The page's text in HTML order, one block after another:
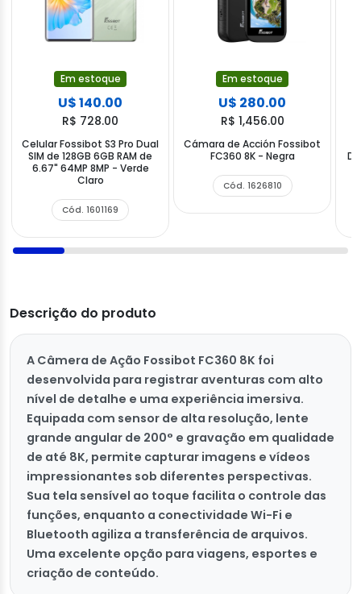
Em estoque
U$ 140.00
R$ 728.00
Celular Fossibot S3 Pro Dual
SIM de 128GB 6GB RAM de
6.67" 64MP 8MP - Verde
Claro
Cód. 1601169
Em estoque
U$ 280.00
R$ 1,456.00
Cámara de Acción Fossibot
FC360 8K - Negra
Cód. 1626810
Descrição do produto
A Câmera de Ação Fossibot FC360 8K foi
desenvolvida para registrar aventuras com alto
nível de detalhe e uma experiência imersiva.
Equipada com sensor de alta resolução, lente
grande angular de 200° e gravação em qualidade
de até 8K, permite capturar imagens e vídeos
impressionantes sob diferentes perspectivas.
Sua tela sensível ao toque facilita o controle das
funções, enquanto a conectividade Wi-Fi e
Bluetooth agiliza a transferência de arquivos.
Uma excelente opção para viagens, esportes e
criação de conteúdo.